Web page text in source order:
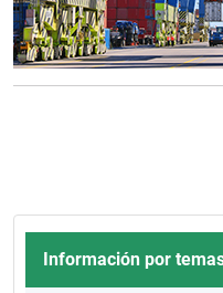
Información por